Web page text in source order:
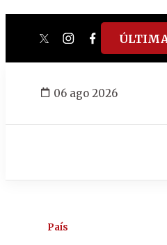
twitterinstagram
facebook
tiktok
06 ago 2026
País